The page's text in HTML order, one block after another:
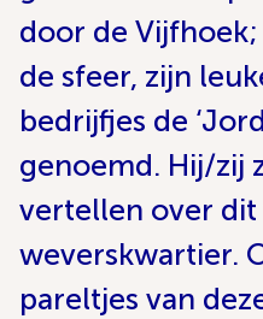
door de
de sfeer, zijn
bedrijfjes de
genoemd. Hij/zij
vertellen over
weverskwartier.
pareltjes van